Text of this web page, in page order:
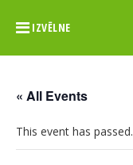
IZVĒLNE
« All Events
This event has passed.